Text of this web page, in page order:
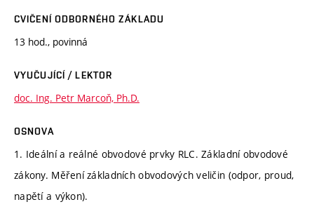
CVIČENÍ ODBORNÉHO ZÁKLADU
13 hod., povinná
VYUČUJÍCÍ / LEKTOR
doc. Ing. Petr Marcoň, Ph.D.
OSNOVA
1. Ideální a reálné obvodové prvky RLC. Základní obvodové
zákony. Měření základních obvodových veličin (odpor, proud,
napětí a výkon).